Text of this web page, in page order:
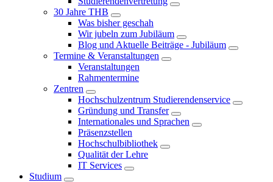
30 Jahre THB
Was bisher geschah
Wir jubeln zum Jubiläum
Blog und Aktuelle Beiträge - Jubiläum
Termine & Veranstaltungen
Veranstaltungen
Rahmentermine
Zentren
Hochschulzentrum Studierendenservice
Gründung und Transfer
Internationales und Sprachen
Präsenzstellen
Hochschulbibliothek
Qualität der Lehre
IT Services
Studium